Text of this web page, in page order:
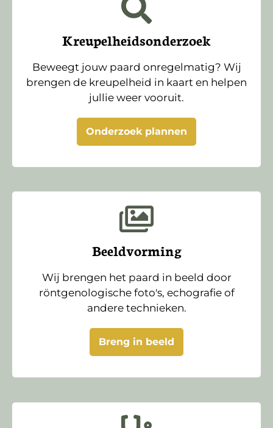
Kreupelheidsonderzoek
Beweegt jouw paard onregelmatig? Wij
brengen de kreupelheid in kaart en helpen
jullie weer vooruit.
Onderzoek plannen
Beeldvorming
Wij brengen het paard in beeld door
röntgenologische foto's, echografie of
andere technieken.
Breng in beeld